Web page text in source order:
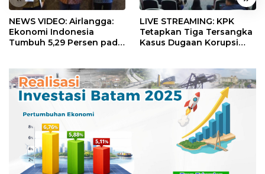
NEWS VIDEO: Airlangga:
Ekonomi Indonesia
Tumbuh 5,29 Persen pada
LIVE STREAMING: KPK
Tetapkan Tiga Tersangka
Kasus Dugaan Korupsi